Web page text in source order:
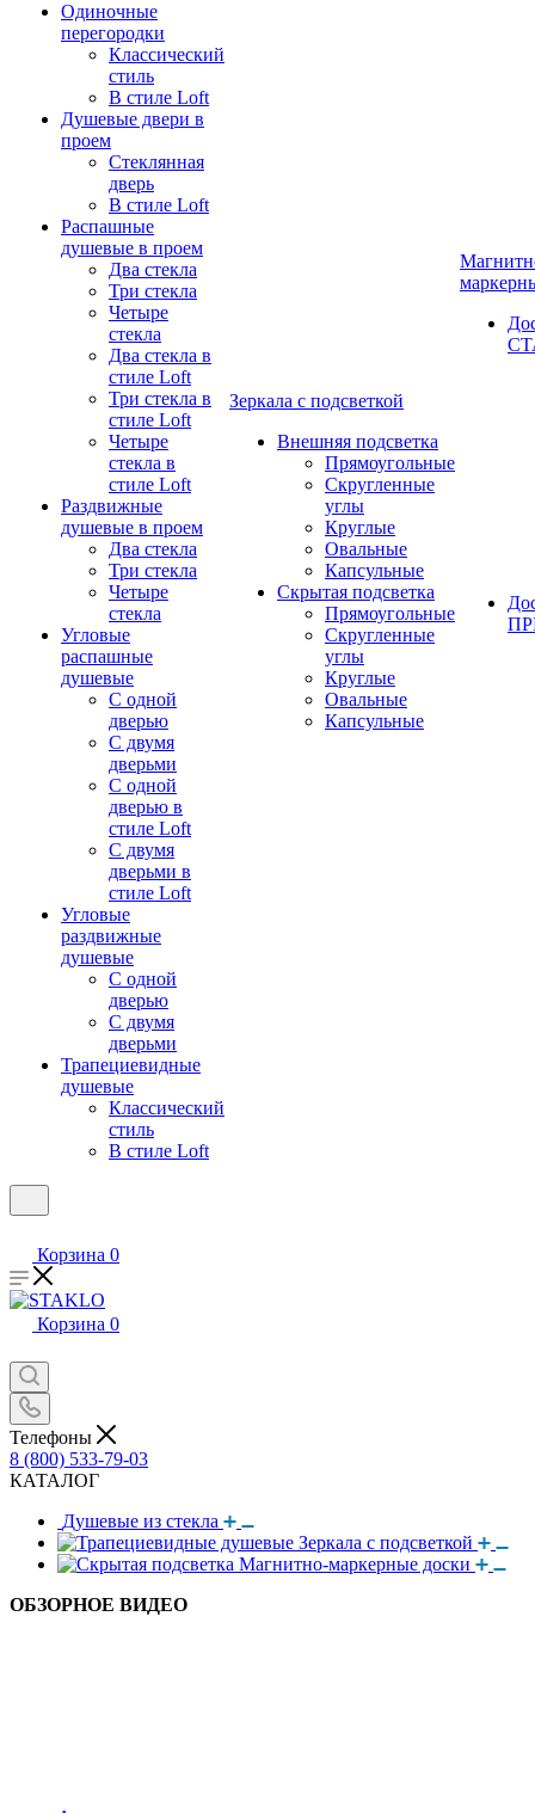
Одиночные
перегородки
Классический
стиль
В стиле Loft
Душевые двери в
проем
Стеклянная
дверь
В стиле Loft
Распашные
душевые в проем
Два стекла
Три стекла
Четыре
стекла
Два стекла в
стиле Loft
Три стекла в
стиле Loft
Четыре
стекла в
стиле Loft
Раздвижные
душевые в проем
Два стекла
Три стекла
Четыре
стекла
Угловые
распашные
душевые
С одной
дверью
С двумя
дверьми
С одной
дверью в
стиле Loft
С двумя
дверьми в
стиле Loft
Угловые
раздвижные
душевые
С одной
дверью
С двумя
дверьми
Трапециевидные
душевые
Классический
стиль
В стиле Loft
Зеркала с подсветкой
Внешняя подсветка
Прямоугольные
Скругленные
углы
Круглые
Овальные
Капсульные
Скрытая подсветка
Прямоугольные
Скругленные
углы
Круглые
Овальные
Капсульные
Корзина 0
Корзина 0
Телефоны
8 (800) 533-79-03
КАТАЛОГ
Душевые из стекла
Зеркала с подсветкой
Магнитно-маркерные доски
ОБЗОРНОЕ ВИДЕО